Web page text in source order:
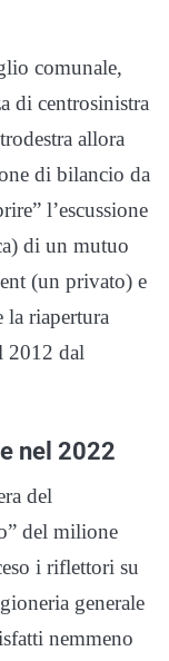
comunale,
di centrosinistra
allora
di bilancio da
l’escussione
di un mutuo
(un privato) e
la riapertura
2012 dal
nel 2022
del
del milione
i riflettori su
generale
nemmeno